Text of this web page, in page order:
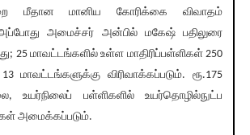
மீதான மானிய கோரிக்கை விவாதம்
அப்போது அமைச்சர் அன்பில் மகேஷ் பதிலுரை
25 மாவட்டங்களில் உள்ள மாதிரிப்பள்ளிகள் 250
மாவட்டங்களுக்கு விரிவாக்கப்படும். ரூ.175
உயர்நிலைப் பள்ளிகளில் உயர்தொழில்நுட்ப
அமைக்கப்படும்.